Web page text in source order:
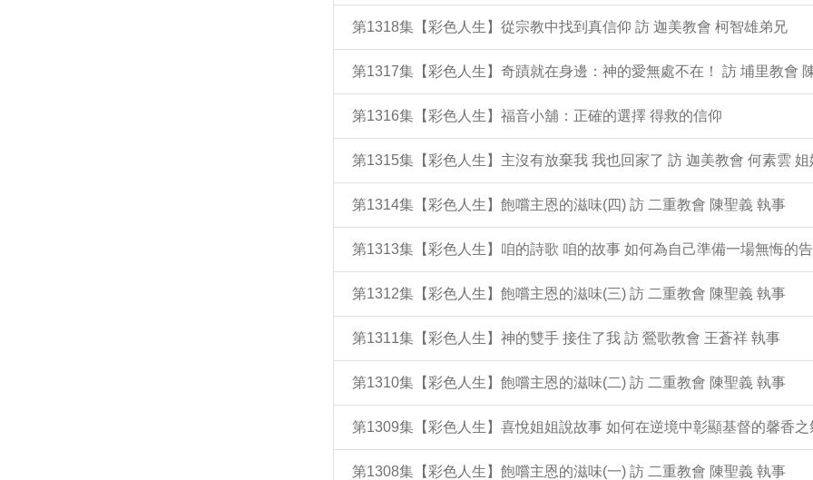
第1318集【彩色人生】從宗教中找到真信仰 訪 迦美教會 柯智雄弟兄
第1317集【彩色人生】奇蹟就在身邊：神的愛無處不在！ 訪 埔里教會
第1316集【彩色人生】福音小舖：正確的選擇 得救的信仰
第1315集【彩色人生】主沒有放棄我 我也回家了 訪 迦美教會 何素雲 姐
第1314集【彩色人生】飽嚐主恩的滋味(四) 訪 二重教會 陳聖義 執事
第1313集【彩色人生】咱的詩歌 咱的故事 如何為自己準備一場無悔的
第1312集【彩色人生】飽嚐主恩的滋味(三) 訪 二重教會 陳聖義 執事
第1311集【彩色人生】神的雙手 接住了我 訪 鶯歌教會 王蒼祥 執事
第1310集【彩色人生】飽嚐主恩的滋味(二) 訪 二重教會 陳聖義 執事
第1309集【彩色人生】喜悅姐姐說故事 如何在逆境中彰顯基督的馨香之
第1308集【彩色人生】飽嚐主恩的滋味(一) 訪 二重教會 陳聖義 執事